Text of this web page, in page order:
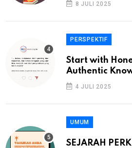
8 JULI 2025
PERSPEKTIF
Start with
Authentic
4 JULI 2025
UMUM
SEJARAH